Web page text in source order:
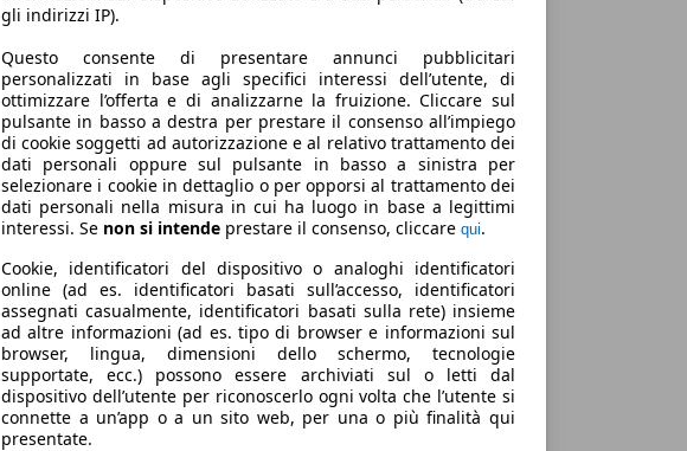
gli indirizzi IP).
Questo consente di presentare annunci pubblicitari
personalizzati in base agli specifici interessi dell’utente, di
ottimizzare l’offerta e di analizzarne la fruizione. Cliccare sul
pulsante in basso a destra per prestare il consenso all’impiego
di cookie soggetti ad autorizzazione e al relativo trattamento dei
dati personali oppure sul pulsante in basso a sinistra per
selezionare i cookie in dettaglio o per opporsi al trattamento dei
dati personali nella misura in cui ha luogo in base a legittimi
interessi. Se non si intende prestare il consenso, cliccare qui.
Cookie, identificatori del dispositivo o analoghi identificatori
online (ad es. identificatori basati sull’accesso, identificatori
assegnati casualmente, identificatori basati sulla rete) insieme
ad altre informazioni (ad es. tipo di browser e informazioni sul
browser, lingua, dimensioni dello schermo, tecnologie
supportate, ecc.) possono essere archiviati sul o letti dal
dispositivo dell’utente per riconoscerlo ogni volta che l’utente si
connette a un’app o a un sito web, per una o più finalità qui
presentate.